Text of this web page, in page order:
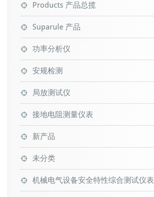
Products 产品总揽
Suparule 产品
功率分析仪
安规检测
局放测试仪
接地电阻测量仪表
新产品
未分类
机械电气设备安全特性综合测试仪表